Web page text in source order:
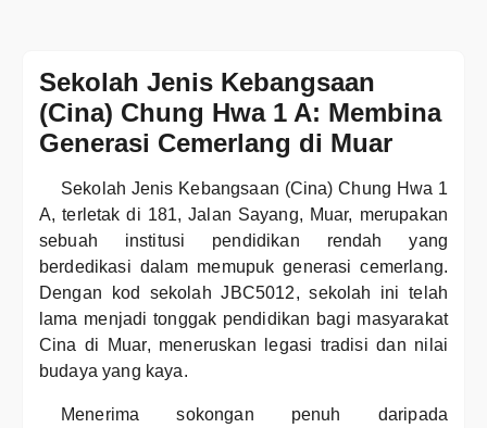
Sekolah Jenis Kebangsaan
(Cina) Chung Hwa 1 A: Membina
Generasi Cemerlang di Muar
Sekolah Jenis Kebangsaan (Cina) Chung Hwa 1
A, terletak di 181, Jalan Sayang, Muar, merupakan
sebuah institusi pendidikan rendah yang
berdedikasi dalam memupuk generasi cemerlang.
Dengan kod sekolah JBC5012, sekolah ini telah
lama menjadi tonggak pendidikan bagi masyarakat
Cina di Muar, meneruskan legasi tradisi dan nilai
budaya yang kaya.
Menerima sokongan penuh daripada